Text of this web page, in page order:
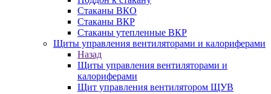
Стаканы ВКО
Стаканы ВКР
Стаканы утепленные ВКР
Щиты управления вентиляторами и калориферами
Назад
Щиты управления вентиляторами и
калориферами
Щит управления вентилятором ЩУВ